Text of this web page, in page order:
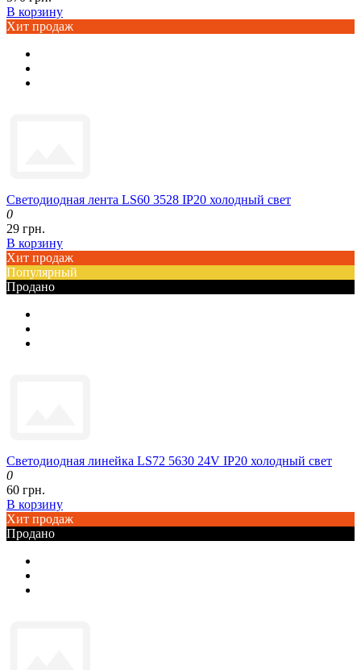
В корзину
Хит продаж
Светодиодная лента LS60 3528 IP20 холодный свет
0
29 грн.
В корзину
Хит продаж
Популярный
Продано
Светодиодная линейка LS72 5630 24V IP20 холодный свет
0
60 грн.
В корзину
Хит продаж
Продано